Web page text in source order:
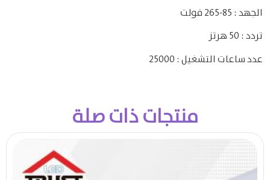
الجهد : 85-265 فولت
تردد : 50 هرتز
عدد ساعات التشغيل : 25000
منتجات ذات صلة